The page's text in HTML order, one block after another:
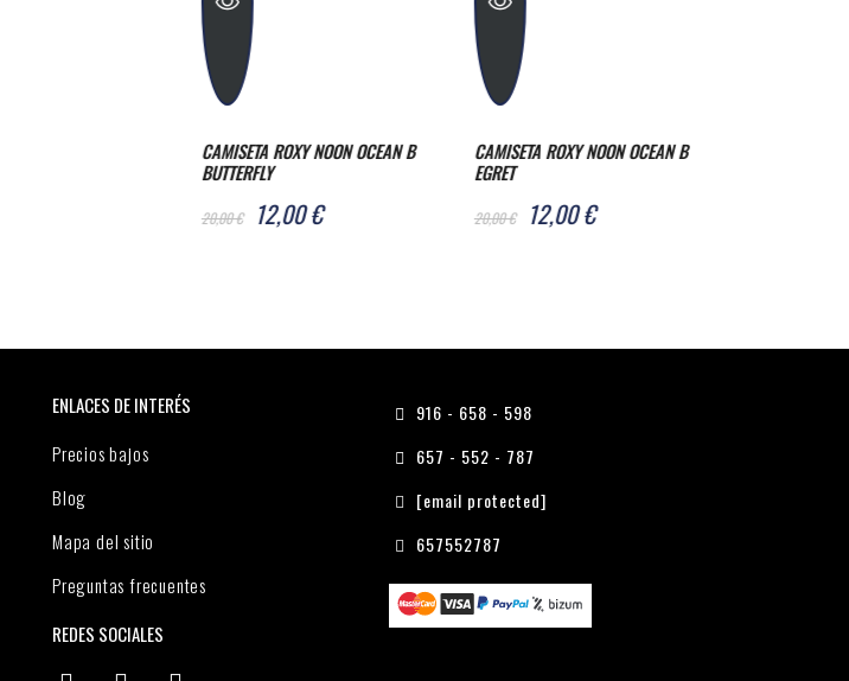
CAMISETA ROXY NOON OCEAN B
EGRET
20,00 € 12,00 €
CHAQUETA ROXY STORM WARNING
ANTRACITA
119,99 € 71,99 €
ENLACES DE INTERÉS
Precios bajos
Blog
Mapa del sitio
Preguntas frecuentes
REDES SOCIALES
916 - 658 - 598
657 - 552 - 787
[email protected]
657552787